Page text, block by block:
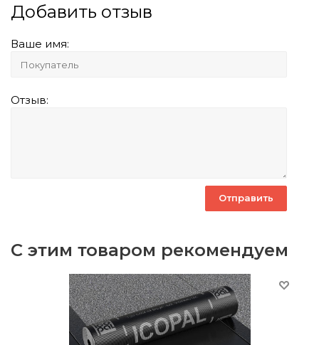
Добавить отзыв
Ваше имя:
Отзыв:
С этим товаром рекомендуем